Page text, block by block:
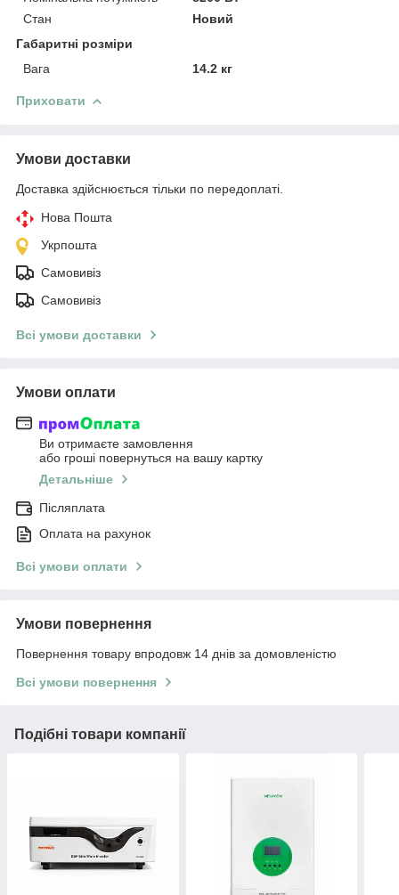
Стан
Новий
Габаритні розміри
Вага
14.2 кг
Приховати
Умови доставки
Доставка здійснюється тільки по передоплаті.
Нова Пошта
Укрпошта
Самовивіз
Самовивіз
Всі умови доставки
Умови оплати
Ви отримаєте замовлення
або гроші повернуться на вашу картку
Детальніше
Післяплата
Оплата на рахунок
Всі умови оплати
Умови повернення
Повернення товару впродовж 14 днів за домовленістю
Всі умови повернення
Подібні товари компанії